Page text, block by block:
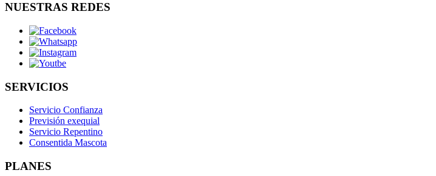
NUESTRAS REDES
SERVICIOS
Servicio Confianza
Previsión exequial
Servicio Repentino
Consentida Mascota
PLANES